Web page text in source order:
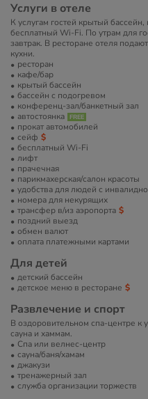
Услуги в отеле
К услугам гостей крытый бассейн,
бесплатный Wi-Fi. По утрам для
завтрак. В ресторане отеля
кухни.
ресторан
кафе/бар
крытый бассейн
бассейн с подогревом
конференц-зал/банкетный зал
автостоянка
прокат автомобилей
сейф
бесплатный Wi-Fi
лифт
прачечная
парикмахерская/салон красоты
удобства для людей с
номера для некурящих
трансфер в/из аэропорта
поздний выезд
обмен валют
оплата платежными картами
Для детей
детский бассейн
детское меню в ресторане
Развлечение и спорт
В оздоровительном спа-центре к
сауна и хаммам.
Спа или велнес-центр
сауна/баня/хамам
джакузи
тренажерный зал
служба организации торжеств